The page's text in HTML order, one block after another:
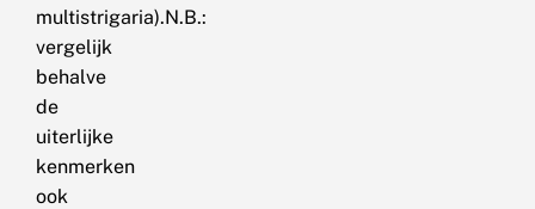
multistrigaria).N.B.:
vergelijk
behalve
de
uiterlijke
kenmerken
ook